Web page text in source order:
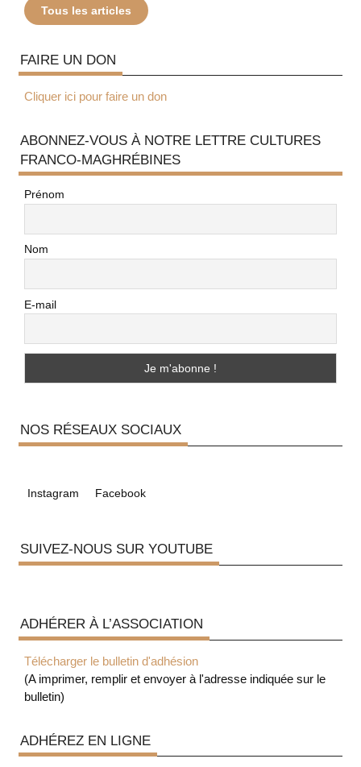
Tous les articles
FAIRE UN DON
Cliquer ici pour faire un don
ABONNEZ-VOUS À NOTRE LETTRE CULTURES
FRANCO-MAGHRÉBINES
Prénom
Nom
E-mail
NOS RÉSEAUX SOCIAUX
Instagram Facebook
SUIVEZ-NOUS SUR YOUTUBE
ADHÉRER À L’ASSOCIATION
Télécharger le bulletin d'adhésion
(A imprimer, remplir et envoyer à l'adresse indiquée sur le
bulletin)
ADHÉREZ EN LIGNE